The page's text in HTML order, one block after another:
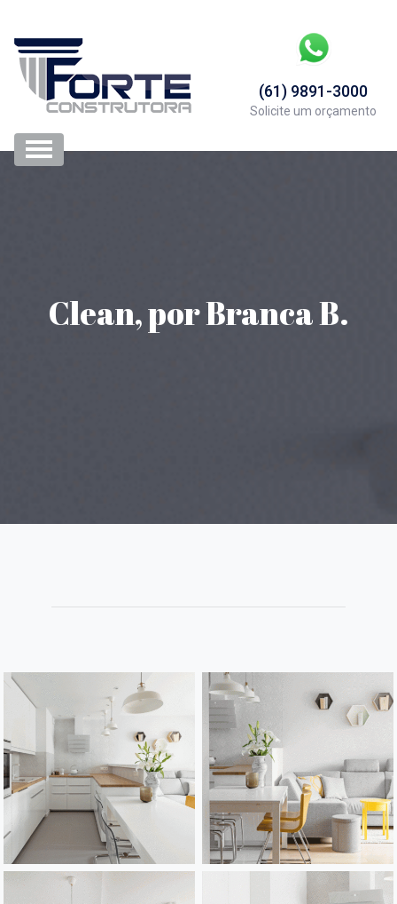
(61) 9891-3000
Solicite um orçamento
Clean, por Branca B.